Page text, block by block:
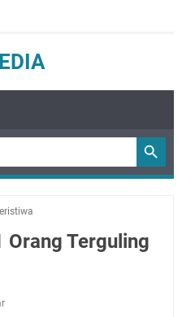
Orang Terguling